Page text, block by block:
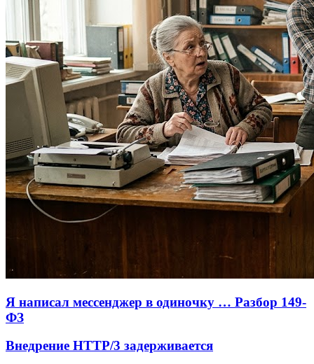
Я написал мессенджер в одиночку … Разбор 149-
ФЗ
Внедрение HTTP/3 задерживается